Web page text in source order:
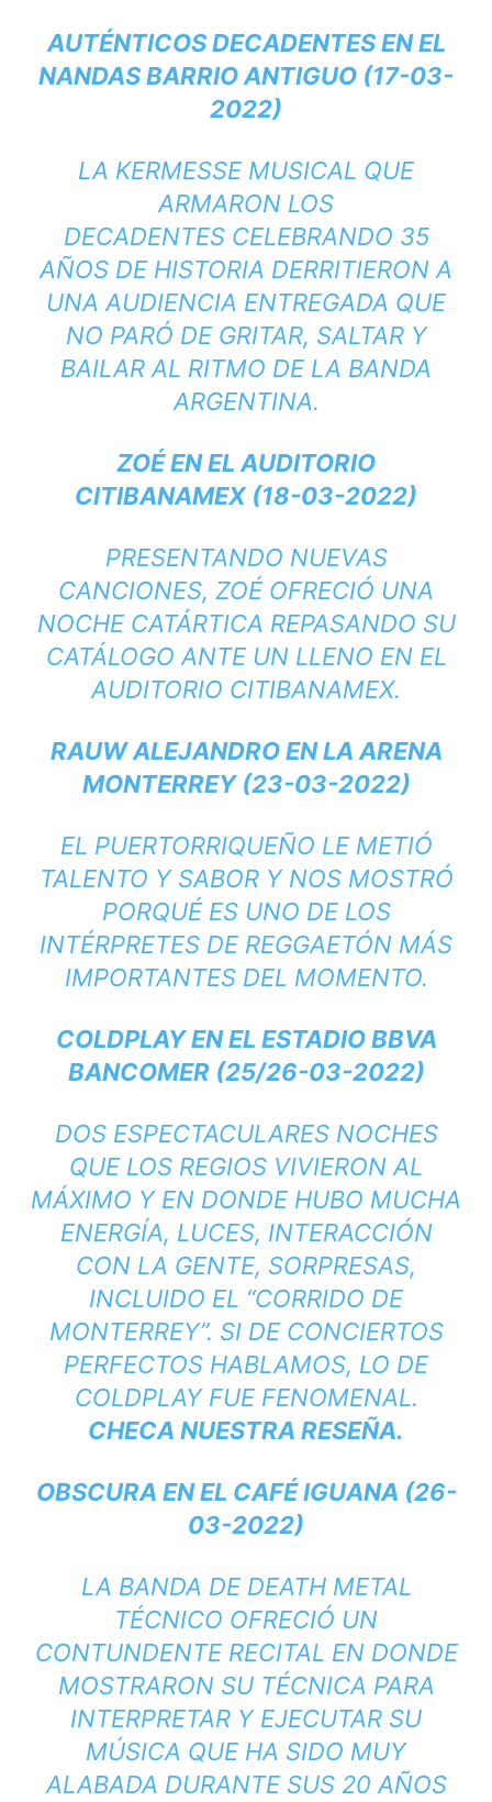
AUTÉNTICOS DECADENTES EN EL
NANDAS BARRIO ANTIGUO (17-03-
2022)
LA KERMESSE MUSICAL QUE
ARMARON LOS
DECADENTES CELEBRANDO 35
AÑOS DE HISTORIA DERRITIERON A
UNA AUDIENCIA ENTREGADA QUE
NO PARÓ DE GRITAR, SALTAR Y
BAILAR AL RITMO DE LA BANDA
ARGENTINA.
ZOÉ EN EL AUDITORIO
CITIBANAMEX (18-03-2022)
PRESENTANDO NUEVAS
CANCIONES, ZOÉ OFRECIÓ UNA
NOCHE CATÁRTICA REPASANDO SU
CATÁLOGO ANTE UN LLENO EN EL
AUDITORIO CITIBANAMEX.
RAUW ALEJANDRO EN LA ARENA
MONTERREY (23-03-2022)
EL PUERTORRIQUEÑO LE METIÓ
TALENTO Y SABOR Y NOS MOSTRÓ
PORQUÉ ES UNO DE LOS
INTÉRPRETES DE REGGAETÓN MÁS
IMPORTANTES DEL MOMENTO.
COLDPLAY EN EL ESTADIO BBVA
BANCOMER (25/26-03-2022)
DOS ESPECTACULARES NOCHES
QUE LOS REGIOS VIVIERON AL
MÁXIMO Y EN DONDE HUBO MUCHA
ENERGÍA, LUCES, INTERACCIÓN
CON LA GENTE, SORPRESAS,
INCLUIDO EL “CORRIDO DE
MONTERREY”. SI DE CONCIERTOS
PERFECTOS HABLAMOS, LO DE
COLDPLAY FUE FENOMENAL.
CHECA NUESTRA RESEÑA.
OBSCURA EN EL CAFÉ IGUANA (26-
03-2022)
LA BANDA DE DEATH METAL
TÉCNICO OFRECIÓ UN
CONTUNDENTE RECITAL EN DONDE
MOSTRARON SU TÉCNICA PARA
INTERPRETAR Y EJECUTAR SU
MÚSICA QUE HA SIDO MUY
ALABADA DURANTE SUS 20 AÑOS